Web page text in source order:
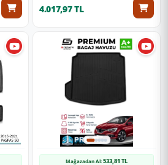
4.017,97 TL
Mağazadan Al:533,81 TL